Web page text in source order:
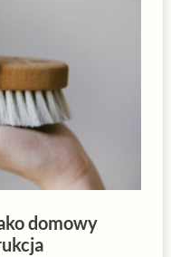
domowy